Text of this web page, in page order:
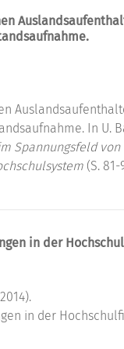
In U.
Spannungsfeld
(S.
in der
in der